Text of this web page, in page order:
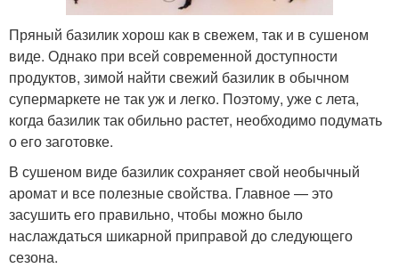
Пряный базилик хорош как в свежем, так и в сушеном
виде. Однако при всей современной доступности
продуктов, зимой найти свежий базилик в обычном
супермаркете не так уж и легко. Поэтому, уже с лета,
когда базилик так обильно растет, необходимо подумать
о его заготовке.
В сушеном виде базилик сохраняет свой необычный
аромат и все полезные свойства. Главное — это
засушить его правильно, чтобы можно было
наслаждаться шикарной приправой до следующего
сезона.